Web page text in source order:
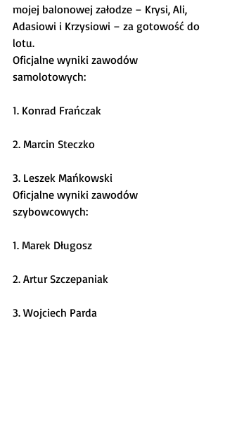
mojej balonowej załodze – Krysi, Ali,
Adasiowi i Krzysiowi – za gotowość do
lotu.
Oficjalne wyniki zawodów
samolotowych:
1. Konrad Frańczak
2. Marcin Steczko
3. Leszek Mańkowski
Oficjalne wyniki zawodów
szybowcowych:
1. Marek Długosz
2. Artur Szczepaniak
3. Wojciech Parda